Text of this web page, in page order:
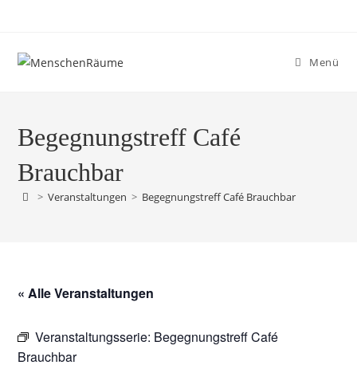
Menü
Begegnungstreff Café
Brauchbar
> Veranstaltungen > Begegnungstreff Café Brauchbar
« Alle Veranstaltungen
Veranstaltungsserie: Begegnungstreff Café
Brauchbar